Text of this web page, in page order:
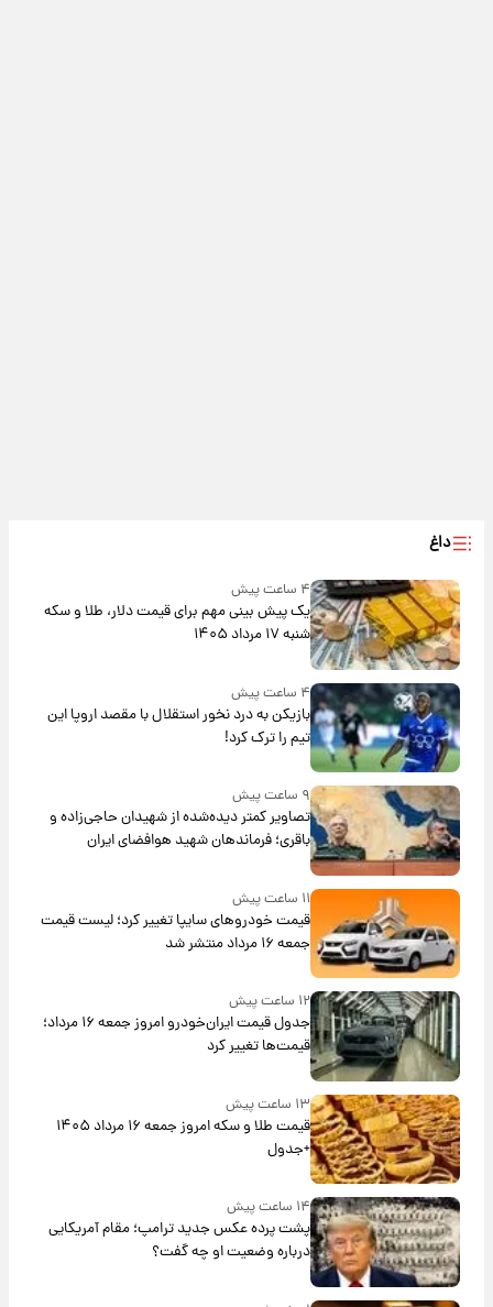
داغ
۴ ساعت پیش
یک پیش ‌بینی مهم برای قیمت دلار، طلا و سکه
شنبه ۱۷ مرداد ۱۴۰۵
۴ ساعت پیش
بازیکن به درد نخور استقلال با مقصد اروپا این
تیم را ترک کرد!
۹ ساعت پیش
تصاویر کمتر دیده‌شده از شهیدان حاجی‌زاده و
باقری؛ فرماندهان شهید هوافضای ایران
۱۱ ساعت پیش
قیمت خودروهای سایپا تغییر کرد؛ لیست قیمت
جمعه ۱۶ مرداد منتشر شد
۱۲ ساعت پیش
جدول قیمت ایران‌خودرو امروز جمعه ۱۶ مرداد؛
قیمت‌ها تغییر کرد
۱۳ ساعت پیش
قیمت طلا و سکه امروز جمعه ۱۶ مرداد ۱۴۰۵
+جدول
۱۴ ساعت پیش
پشت پرده عکس جدید ترامپ؛ مقام آمریکایی
درباره وضعیت او چه گفت؟